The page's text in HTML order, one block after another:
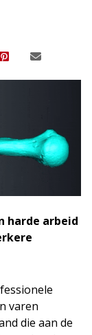
harde arbeid
varen
die aan de